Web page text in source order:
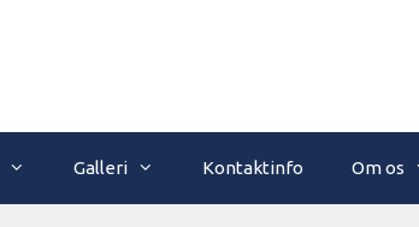
Galleri Kontaktinfo Om os